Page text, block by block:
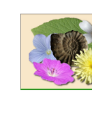
contenu